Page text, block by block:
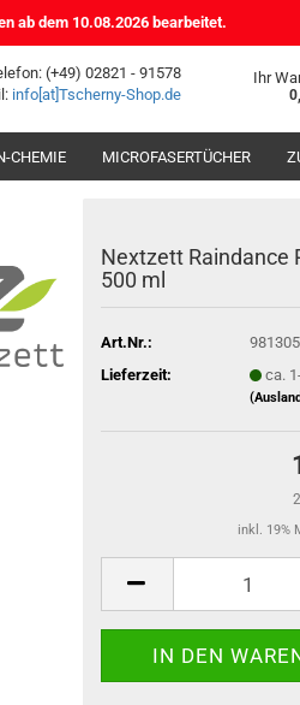
DE Kundenlogin
(+49) 02821 - 91578
info[at]Tscherny-Shop.de
Ihr
ab dem 10.08.2026 bearbeitet.
CHEMIE MICROFASERTÜCHER
Nextzett Raindance
500 ml
Art.Nr.:
Lieferzeit:
ca.
inkl. 19%